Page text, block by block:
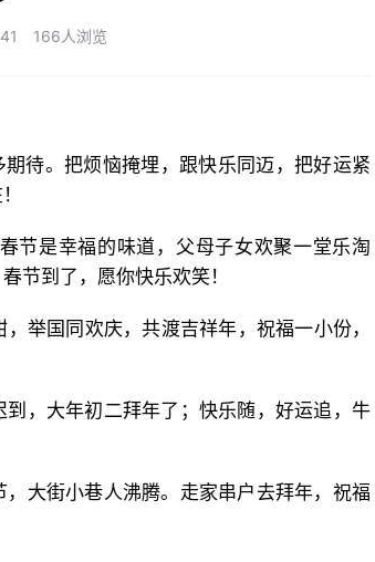
166人浏览
待。把烦恼掩埋，跟快乐同迈，把好运紧
节是幸福的味道，父母子女欢聚一堂乐淘
节到了，愿你快乐欢笑！
举国同欢庆，共渡吉祥年，祝福一小份，
，大年初二拜年了；快乐随，好运追，牛
大街小巷人沸腾。走家串户去拜年，祝福